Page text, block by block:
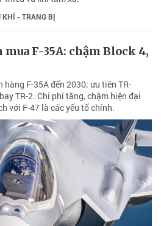
KHÍ - TRANG BỊ
F-35A: chậm Block 4,
F-35A đến 2030; ưu tiên TR-
TR-2. Chi phí tăng, chậm hiện đại
với F-47 là các yếu tố chính.